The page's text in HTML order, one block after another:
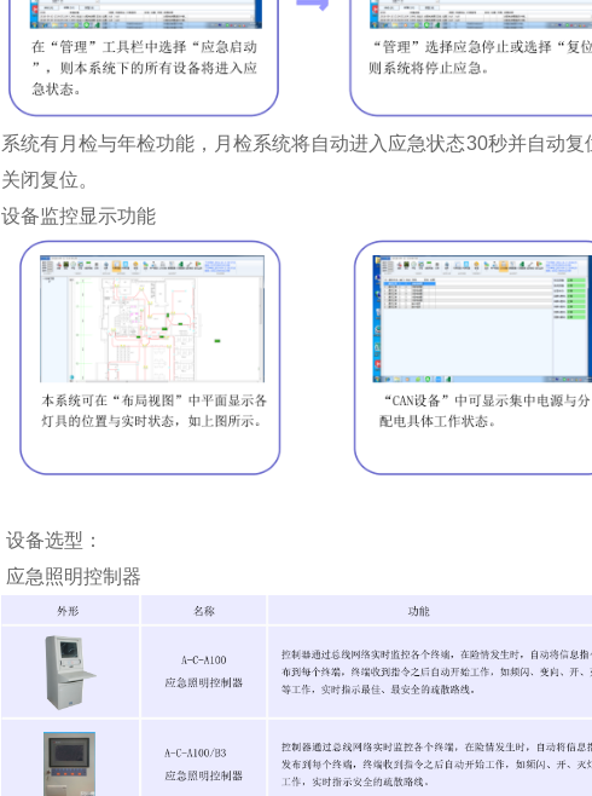
系统有月检与年检功能，月检系统将自动进入应急状态30秒并自动
关闭复位。
设备监控显示功能
设备选型：
应急照明控制器